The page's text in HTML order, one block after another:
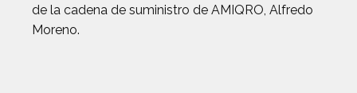
de la cadena de suministro de AMIQRO, Alfredo
Moreno.